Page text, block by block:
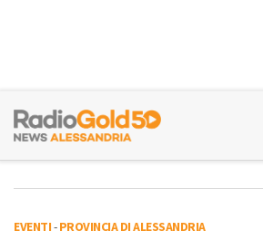
EVENTI-PROVINCIA DI ALESSANDRIA